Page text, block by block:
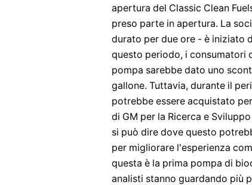
apertura del Classic Clean
preso parte in apertura. La
durato per due ore - è iniziato
questo periodo, i consumatori
pompa sarebbe dato uno
gallone. Tuttavia, durante il
potrebbe essere acquistato
di GM per la Ricerca e
si può dire dove questo
per migliorare l'esperienza
questa è la prima pompa di
analisti stanno guardando più